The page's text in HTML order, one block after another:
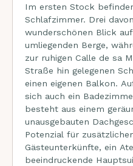
Im ersten Stock
Schlafzimmer. Drei
wunderschönen Blick
umliegenden Berge,
zur ruhigen Calle de sa
Straße hin gelegenen
einen eigenen Balkon.
sich auch ein Badezimmer. Das oberste
besteht aus einem
unausgebauten
Potenzial für
Gästeunterkünfte, ein
beeindruckende